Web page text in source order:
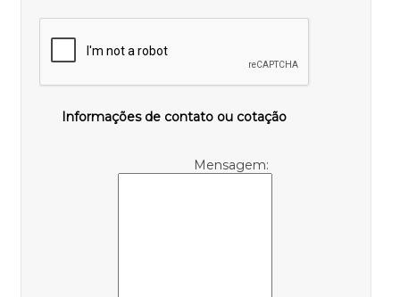
Informações de contato ou cotação
Mensagem: